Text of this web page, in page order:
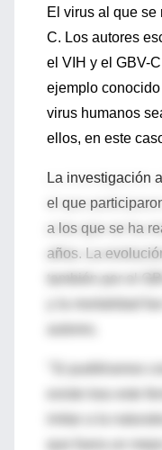
El virus al que se
C. Los autores
el VIH y el GBV-
ejemplo
virus humanos
ellos, en este
La investigación
el que
a los que se ha
años. La
también por el
y la mortalidad